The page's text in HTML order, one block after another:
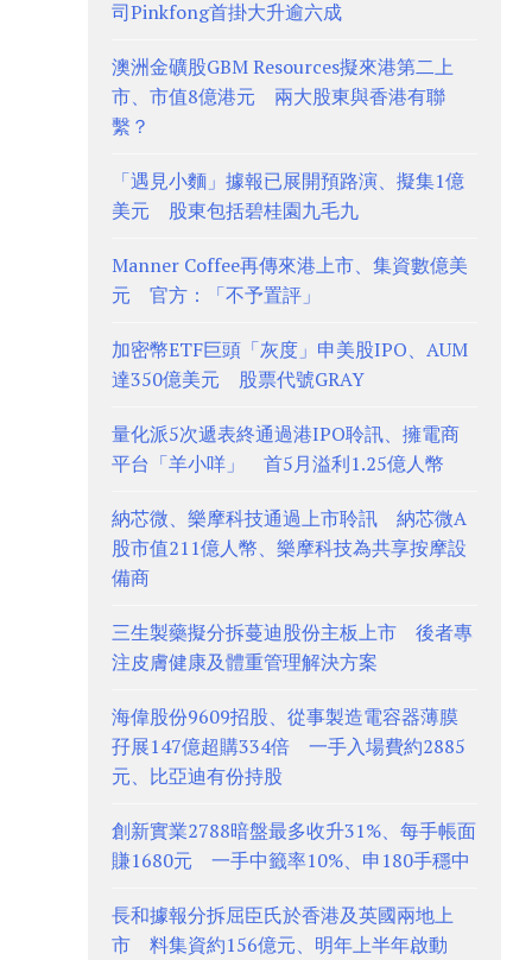
司Pinkfong首掛大升逾六成
澳洲金礦股GBM Resources擬來港第二上
市、市值8億港元 兩大股東與香港有聯
繫？
「遇見小麵」據報已展開預路演、擬集1億
美元 股東包括碧桂園九毛九
Manner Coffee再傳來港上市、集資數億美
元 官方：「不予置評」
加密幣ETF巨頭「灰度」申美股IPO、AUM
達350億美元 股票代號GRAY
量化派5次遞表終通過港IPO聆訊、擁電商
平台「羊小咩」 首5月溢利1.25億人幣
納芯微、樂摩科技通過上市聆訊 納芯微A
股市值211億人幣、樂摩科技為共享按摩設
備商
三生製藥擬分拆蔓迪股份主板上市 後者專
注皮膚健康及體重管理解決方案
海偉股份9609招股、從事製造電容器薄膜
孖展147億超購334倍 一手入場費約2885
元、比亞迪有份持股
創新實業2788暗盤最多收升31%、每手帳面
賺1680元 一手中籤率10%、申180手穩中
長和據報分拆屈臣氏於香港及英國兩地上
市 料集資約156億元、明年上半年啟動